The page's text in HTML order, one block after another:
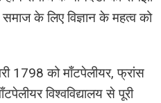
के लिए विज्ञान के महत्व को
1798 को माँटपेलीयर, फ्रांस
विश्वविद्यालय से पूरी